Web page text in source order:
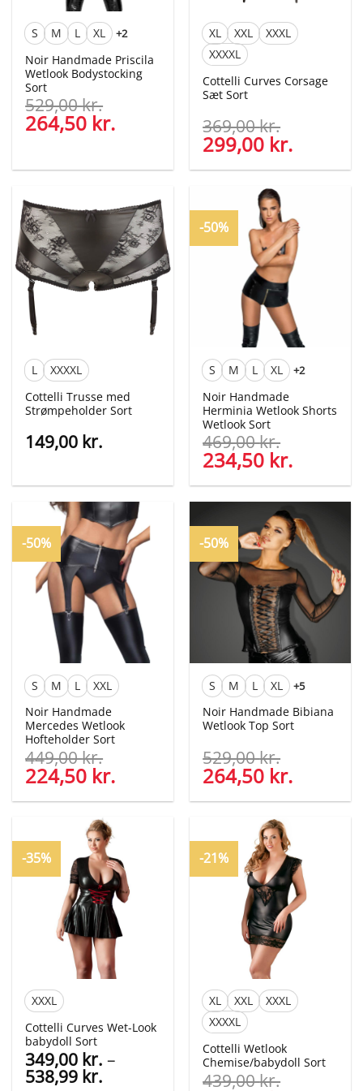
S M L XL +2
Noir Handmade Priscila
Wetlook Bodystocking
Sort
529,00kr.
Den
oprindelige
var:
264,50 kr.
er:
XL XXL
XXXL
XXXXL
Cottelli Curves Corsage
Sæt Sort
369,00kr.
Den
oprindelige
pris
369,00 kr..
299,00 kr.
pris
L
XXXXL
Cottelli Trusse med
Strømpeholder Sort
149,00 kr.
-50%
S M L XL +2
Noir Handmade
Herminia Wetlook Shorts
Wetlook Sort
469,00kr.
Den
oprindelige
pris
var:
469,00 kr..
234,50 kr.
pris
er:
234,50
-50%
S M L
XXL
Noir Handmade
Mercedes Wetlook
Hofteholder Sort
449,00kr.
Den
oprindelige
pris
449,00 kr..
224,50 kr.
aktuelle
pris
224,50 kr..
-50%
S M L XL +5
Noir Handmade Bibiana
Wetlook Top Sort
529,00kr.
Den
oprindelige
pris
529,00 kr..
264,50 kr.
aktuelle
pris
-35%
XXXL
Cottelli Curves Wet-Look
babydoll Sort
349,00 kr. –
538,99 kr.
-21%
XL XXL
XXXL
XXXXL
Cottelli Wetlook
Chemise/babydoll Sort
439,00kr.